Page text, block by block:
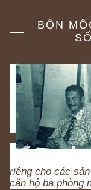
BỐN
riêng cho các
căn hộ ba phòng